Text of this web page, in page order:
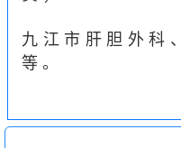
九江市肝胆外科
等。